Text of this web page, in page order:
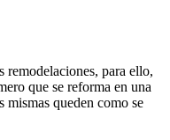
remodelaciones, para ello,
que se reforma en una
mismas queden como se